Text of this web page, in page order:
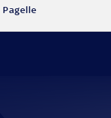
Pagelle